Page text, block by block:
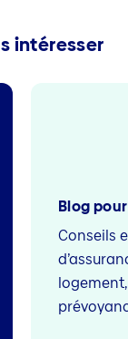
intéresser
Blog
Conseils